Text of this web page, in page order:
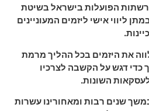
הפועלות בישראל בשיטת
ליווי אישי ליזמים המעוניינים
את היזמים בכל ההליך מרמת
כדי דגש על הקשבה לצרכיו
השונות.
שנים רבות ומאחורינו עשרות